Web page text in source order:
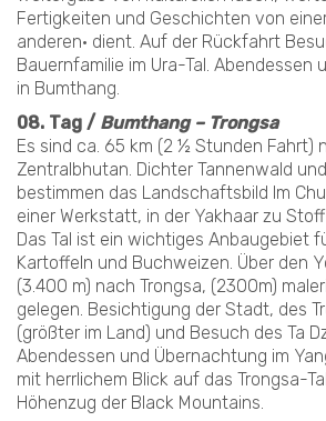
Fertigkeiten und Geschichten von
anderen• dient. Auf der Rückfahrt
Bauernfamilie im Ura-Tal. Abendessen
in Bumthang.
08. Tag / Bumthang – Trongsa
Es sind ca. 65 km (2 ½ Stunden Fahrt)
Zentralbhutan. Dichter Tannenwald
bestimmen das Landschaftsbild Im
einer Werkstatt, in der Yakhaar zu
Das Tal ist ein wichtiges Anbaugebiet
Kartoffeln und Buchweizen. Über den
(3.400 m) nach Trongsa, (2300m)
gelegen. Besichtigung der Stadt, des
(größter im Land) und Besuch des Ta
Abendessen und Übernachtung im
mit herrlichem Blick auf das Trongsa-
Höhenzug der Black Mountains.